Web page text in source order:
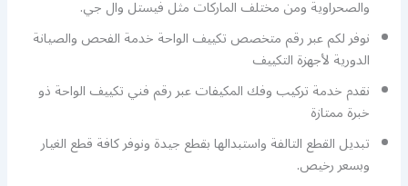
والصحراوية ومن مختلف الماركات مثل فيستل وال جي.
نوفر لكم عبر رقم متخصص تكييف الواحة خدمة الفحص والصيانة
الدورية لأجهزة التكييف
نقدم خدمة تركيب وفك المكيفات عبر رقم فني تكييف الواحة ذو
خبرة ممتازة
تبديل القطع التالفة واستبدالها بقطع جيدة ونوفر كافة قطع الغيار
وبسعر رخيص.